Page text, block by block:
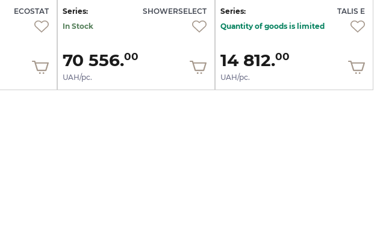
ECOSTAT
Series:
SHOWERSELECT
In Stock
70 556.00
UAH/pc.
Series:
TALIS E
Quantity of goods is limited
14 812.00
UAH/pc.